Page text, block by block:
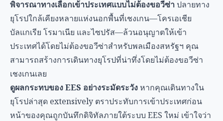
พิจารณาทางเลือกเข้าประเทศแบบไม่ต้องขอวีซ่าปลายทาง
ยุโรปใกล้เคียงหลายแห่งนอกพื้นที่เชงเกน—โครเอเชีย
บัลแกเรีย โรมาเนีย และไซปรัส—ล้วนอนุญาตให้เข้า
ประเทศได้โดยไม่ต้องขอวีซ่าสำหรับพลเมืองสหรัฐฯ คุณ
สามารถสร้างการเดินทางยุโรปที่น่าทึ่งโดยไม่ต้องขอวีซ่า
เชงเกนเลย
ดูผลกระทบของ EES อย่างระมัดระวังหากคุณเดินทางใน
ยุโรปล่าสุด extensively ตราประทับการเข้าประเทศก่อน
หน้าของคุณถูกบันทึกดิจิทัลภายใต้ระบบ EES ใหม่ เข้าใจว่า